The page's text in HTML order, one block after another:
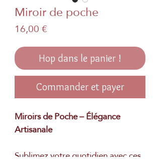
Miroir de poche
16,00 €
Hop dans le panier !
Commander et payer
Miroirs de Poche – Élégance
Artisanale
Sublimez votre quotidien avec ces